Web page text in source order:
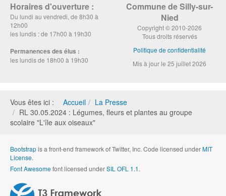
Horaires d'ouverture :
Du lundi au vendredi, de 8h30 à
12h00
les lundis : de 17h00 à 19h30
Permanences des élus :
les lundis de 18h00 à 19h30
Commune de Silly-sur-
Nied
Copyright © 2010-2026
Tous droits réservés
Politique de confidentialité
Mis à jour le 25 juillet 2026
Vous êtes ici : Accueil
La Presse
RL 30.05.2024 : Légumes, fleurs et plantes au groupe
scolaire "L'île aux oiseaux"
Bootstrapis a front-end framework of Twitter, Inc. Code licensed underMIT
License.
Font Awesomefont licensed underSIL OFL 1.1.